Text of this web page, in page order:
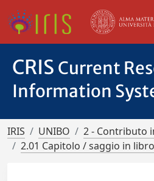
CRIS Current
Information
IRIS UNIBO
2 - Contributo
2.01 Capitolo / saggio in libro